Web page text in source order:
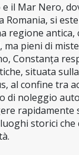
il Mar Nero,
Romania, si
regione antica,
ma pieni di
Constanța
situata
al confine tra
di noleggio
rapidamente
storici che